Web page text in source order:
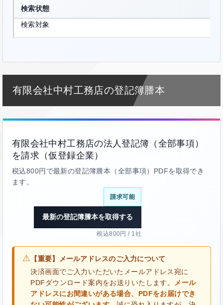
検索状態
検索対象
有限会社中村工務店の登記簿謄本
有限会社中村工務店の法人登記簿（全部事項）
を請求（仮登録企業）
税込800円で最新の登記簿謄本（全部事項）PDFを取得でき
ます。
請求可能
最新の登記簿謄本を取得する
税込800円 / 1社
⚠ 【重要】メールアドレスのご入力について
決済画面でご入力いただいたメールアドレス宛に
PDFダウンロード案内をお送りいたします。
メール
アドレスにお間違いがある場合、PDFをお届けでき